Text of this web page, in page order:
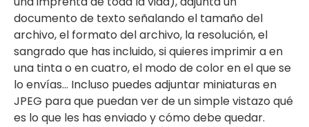
documento de texto señalando el tamaño del
archivo, el formato del archivo, la resolución, el
sangrado que has incluido, si quieres imprimir a en
una tinta o en cuatro, el modo de color en el que se
lo envías… Incluso puedes adjuntar miniaturas en
JPEG para que puedan ver de un simple vistazo qué
es lo que les has enviado y cómo debe quedar.